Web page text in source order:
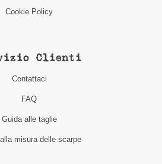
Cookie Policy
Clienti
Contattaci
FAQ
Guida alle taglie
misura delle scarpe